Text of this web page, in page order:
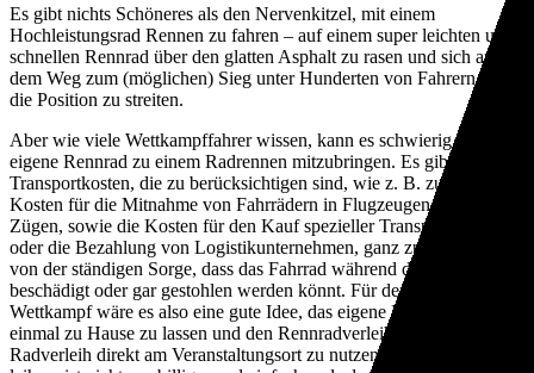
Es gibt nichts Schöneres als den Nervenkitzel, mit einem
Hochleistungsrad Rennen zu fahren – auf einem super leichten und
schnellen Rennrad über den glatten Asphalt zu rasen und sich auf
dem Weg zum (möglichen) Sieg unter Hunderten von Fahrern um
die Position zu streiten.
Aber wie viele Wettkampffahrer wissen, kann es schwierig sein, das
eigene Rennrad zu einem Radrennen mitzubringen. Es gibt
Transportkosten, die zu berücksichtigen sind, wie z. B. zusätzliche
Kosten für die Mitnahme von Fahrrädern in Flugzeugen oder
Zügen, sowie die Kosten für den Kauf spezieller Transportkoffer
oder die Bezahlung von Logistikunternehmen, ganz zu schweigen
von der ständigen Sorge, dass das Fahrrad während der Reise
beschädigt oder gar gestohlen werden könnt. Für den nächsten
Wettkampf wäre es also eine gute Idee, das eigene Rad einfach
einmal zu Hause zu lassen und den Rennradverleih oder Triathlon-
Radverleih direkt am Veranstaltungsort zu nutzen. Ein Fahrrad zu